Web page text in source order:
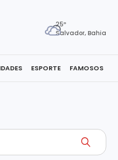
25º
Salvador, Bahia
ESPORTE FAMOSOS